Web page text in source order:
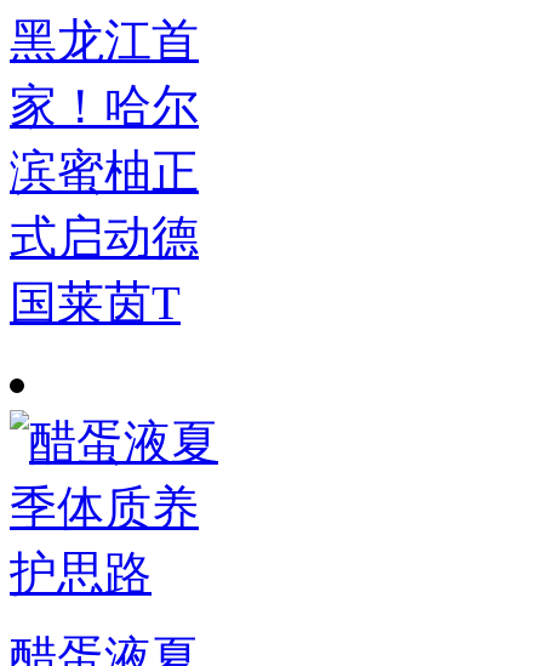
黑龙江首
家！哈尔
滨蜜柚正
式启动德
国莱茵T